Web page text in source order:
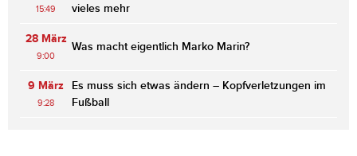
15:49
vieles mehr
28 März
9:00
Was macht eigentlich Marko Marin?
9 März
9:28
Es muss sich etwas ändern – Kopfverletzungen im
Fußball